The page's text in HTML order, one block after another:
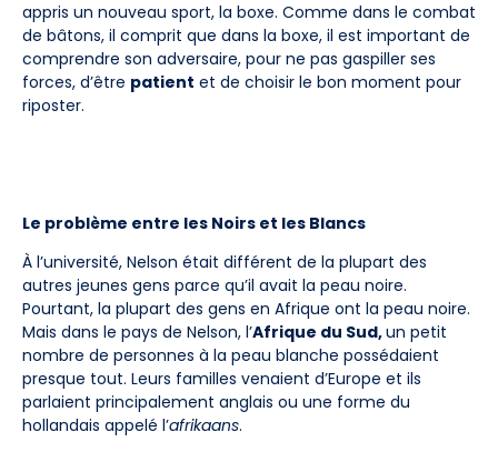
appris un nouveau sport, la boxe. Comme dans le combat
de bâtons, il comprit que dans la boxe, il est important de
comprendre son adversaire, pour ne pas gaspiller ses
forces, d’être patient et de choisir le bon moment pour
riposter.
Le problème entre les Noirs et les Blancs
À l’université, Nelson était différent de la plupart des
autres jeunes gens parce qu’il avait la peau noire.
Pourtant, la plupart des gens en Afrique ont la peau noire.
Mais dans le pays de Nelson, l’Afrique du Sud,un petit
nombre de personnes à la peau blanche possédaient
presque tout. Leurs familles venaient d’Europe et ils
parlaient principalement anglais ou une forme du
hollandais appelé l’afrikaans.